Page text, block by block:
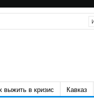
выжить в кризис Кавказ